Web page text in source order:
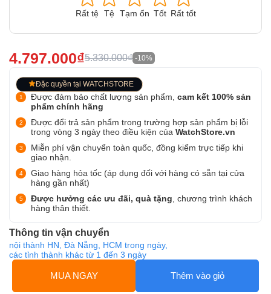
Rất tệ Tệ Tạm ổn Tốt Rất tốt
4.797.000₫5.330.000₫ -10%
Đặc quyền tại WATCHSTORE
Được đảm bảo chất lượng sản phẩm, cam kết 100% sản
phẩm chính hãng
Được đổi trả sản phẩm trong trường hợp sản phẩm bị lỗi
trong vòng 3 ngày theo điều kiện của WatchStore.vn
Miễn phí vận chuyển toàn quốc, đồng kiểm trực tiếp khi
giao nhận.
Giao hàng hỏa tốc (áp dụng đối với hàng có sẵn tại cửa
hàng gần nhất)
Được hưởng các ưu đãi, quà tặng , chương trình khách
hàng thân thiết.
Thông tin vận chuyển
nội thành HN, Đà Nẵng, HCM trong ngày,
các tỉnh thành khác từ 1 đến 3 ngày
MUA NGAY Thêm vào giỏ